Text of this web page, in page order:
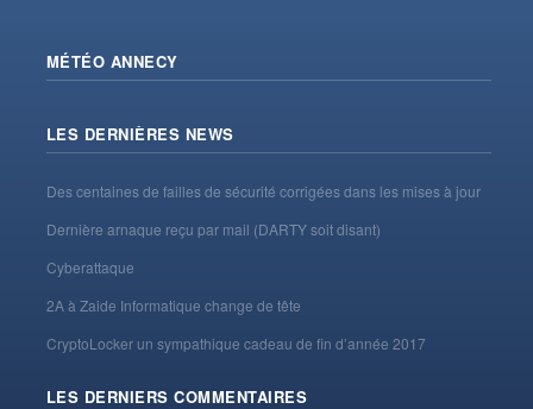
MÉTÉO ANNECY
LES DERNIÈRES NEWS
Des centaines de failles de sécurité corrigées dans les mises à jour
Dernière arnaque reçu par mail (DARTY soit disant)
Cyberattaque
2A à Zaide Informatique change de tête
CryptoLocker un sympathique cadeau de fin d’année 2017
LES DERNIERS COMMENTAIRES